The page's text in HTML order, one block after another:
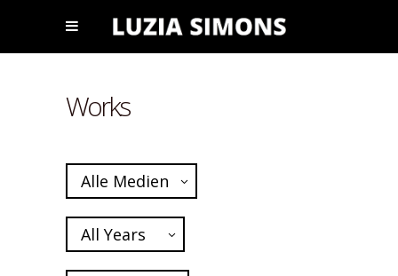
Works
Alle Medien
All Years